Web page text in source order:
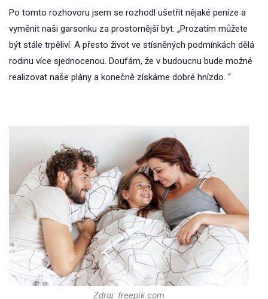
Po tomto rozhovoru jsem se rozhodl ušetřit nějaké peníze a
vyměnit naši garsonku za prostornější byt. „Prozatím můžete
být stále trpěliví. A přesto život ve stísněných podmínkách dělá
rodinu více sjednocenou. Doufám, že v budoucnu bude možné
realizovat naše plány a konečně získáme dobré hnízdo. “
Zdroj: freepik.com